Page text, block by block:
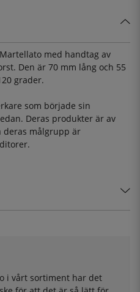
med handtag av
Den är 70 mm lång och 55
grader.
som började sin
Deras produkter är av
deras målgrupp är
i vårt sortiment har det